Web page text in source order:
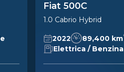
Fiat 500C
1.0 Cabrio Hybrid
2022 89,400 km
Elettrica / Benzina